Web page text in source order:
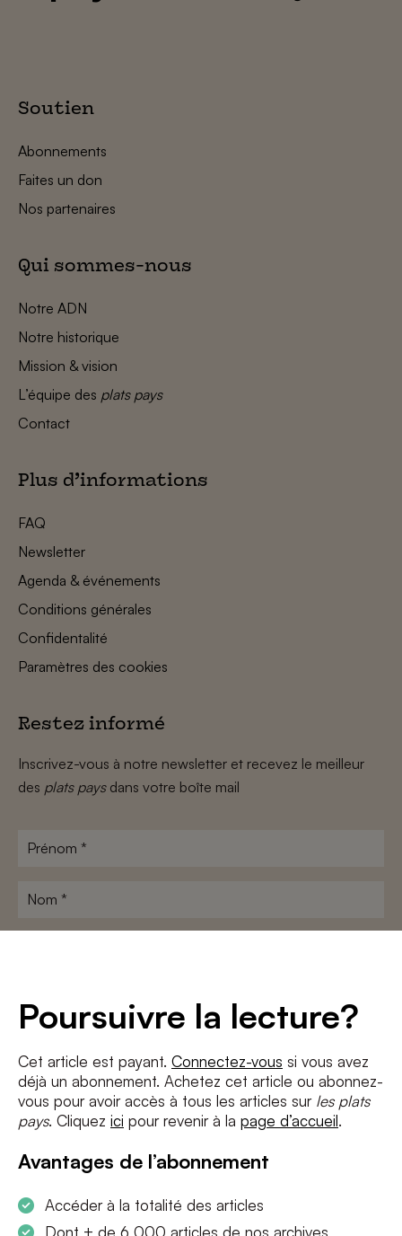
Poursuivre la lecture?
Cet article est payant. Connectez-vous si vous avez
déjà un abonnement. Achetez cet article ou abonnez-
vous pour avoir accès à tous les articles sur les plats
pays. Cliquez ici pour revenir à la page d’accueil.
Avantages de l’abonnement
Accéder à la totalité des articles
Dont + de 6 000 articles de nos archives
Soutien
Abonnements
Faites un don
Nos partenaires
Qui sommes-nous
Notre ADN
Notre historique
Mission & vision
L’équipe des plats pays
Contact
Plus d’informations
FAQ
Newsletter
Agenda & événements
Conditions générales
Confidentalité
Paramètres des cookies
Restez informé
Inscrivez-vous à notre newsletter et recevez le meilleur
des plats paysdans votre boîte mail
Prénom
Nom
J'accepte les termes et conditions etla politique de confidentialité
S'INSCRIRE